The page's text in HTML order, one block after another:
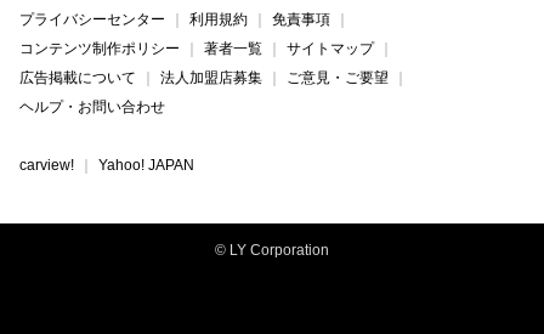
プライバシーセンター
利用規約
免責事項
コンテンツ制作ポリシー
著者一覧
サイトマップ
広告掲載について
法人加盟店募集
ご意見・ご要望
ヘルプ・お問い合わせ
carview! Yahoo! JAPAN
© LY Corporation